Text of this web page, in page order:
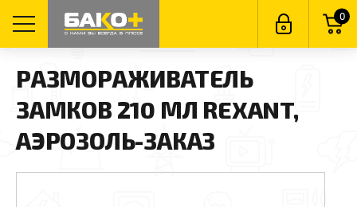
0
РАЗМОРАЖИВАТЕЛЬ
ЗАМКОВ 210 МЛ REXANT,
АЭРОЗОЛЬ-ЗАКАЗ